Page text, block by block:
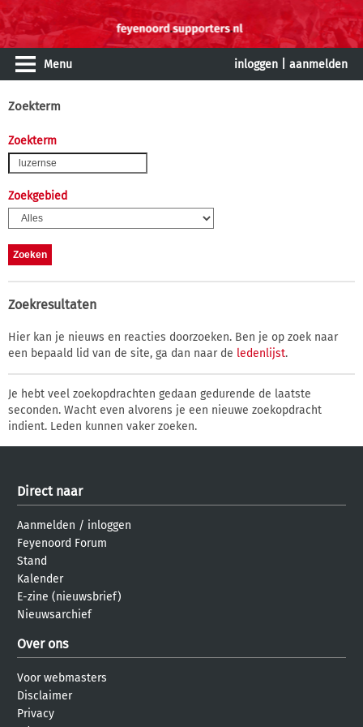
Menu inloggen aanmelden
Zoekterm
Zoekterm
Zoekgebied
Zoekresultaten
Hier kan je nieuws en reacties doorzoeken. Ben je op zoek naar
een bepaald lid van de site, ga dan naar de ledenlijst.
Je hebt veel zoekopdrachten gedaan gedurende de laatste
seconden. Wacht even alvorens je een nieuwe zoekopdracht
indient. Leden kunnen vaker zoeken.
Direct naar
Aanmelden / inloggen
Feyenoord Forum
Stand
Kalender
E-zine (nieuwsbrief)
Nieuwsarchief
Over ons
Voor webmasters
Disclaimer
Privacy